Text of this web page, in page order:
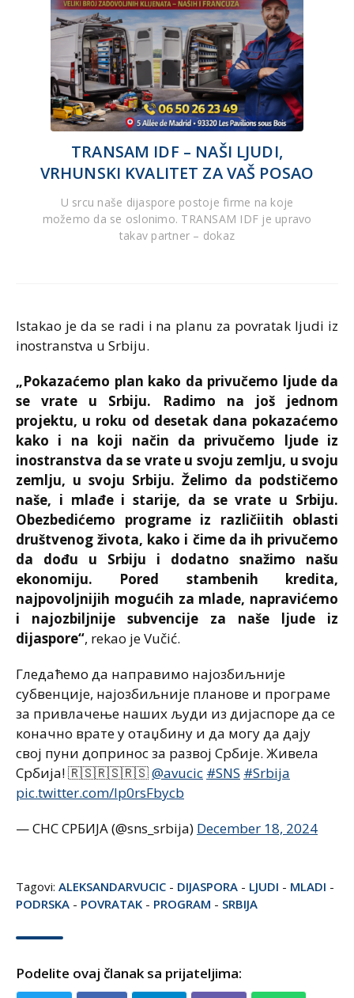
TRANSAM IDF – NAŠI LJUDI,
VRHUNSKI KVALITET ZA VAŠ POSAO
U srcu naše dijaspore postoje firme na koje
možemo da se oslonimo. TRANSAM IDF je upravo
takav partner – dokaz
Istakao je da se radi i na planu za povratak ljudi iz
inostranstva u Srbiju.
„Pokazaćemo plan kako da privučemo ljude da
se vrate u Srbiju. Radimo na još jednom
projektu, u roku od desetak dana pokazaćemo
kako i na koji način da privučemo ljude iz
inostranstva da se vrate u svoju zemlju, u svoju
zemlju, u svoju Srbiju. Želimo da podstičemo
naše, i mlađe i starije, da se vrate u Srbiju.
Obezbedićemo programe iz različiitih oblasti
društvenog života, kako i čime da ih privučemo
da dođu u Srbiju i dodatno snažimo našu
ekonomiju. Pored stambenih kredita,
najpovoljnijih mogućih za mlade, napravićemo
i najozbiljnije subvencije za naše ljude iz
dijaspore“, rekao je Vučić.
Гледаћемо да направимо најозбиљније
субвенције, најозбиљније планове и програме
за привлачење наших људи из дијаспоре да се
коначно врате у отаџбину и да могу да дају
свој пуни допринос за развој Србије. Живела
Србија! 🇷🇸🇷🇸🇷🇸@avucic #SNS #Srbija
pic.twitter.com/Ip0rsFbycb
— СНС СРБИЈА (@sns_srbija) December 18, 2024
Tagovi: ALEKSANDARVUCIC - DIJASPORA - LJUDI - MLADI -
PODRSKA - POVRATAK - PROGRAM - SRBIJA
Podelite ovaj članak sa prijateljima: